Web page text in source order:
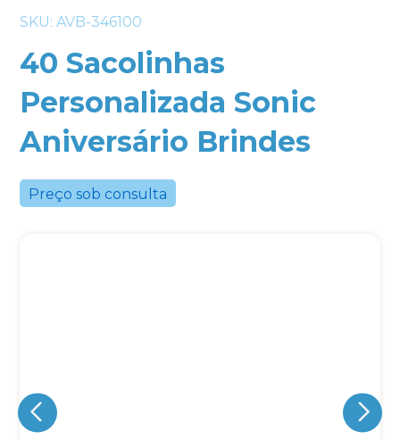
SKU: AVB-346100
40 Sacolinhas
Personalizada Sonic
Aniversário Brindes
Preço sob consulta